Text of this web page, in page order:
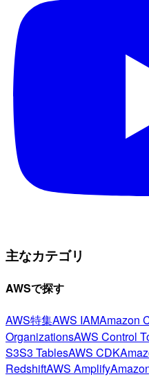
主なカテゴリ
AWSで探す
AWS特集AWS IAMAmazon
OrganizationsAWS Control
S3S3 TablesAWS CDK
RedshiftAWS Amplify